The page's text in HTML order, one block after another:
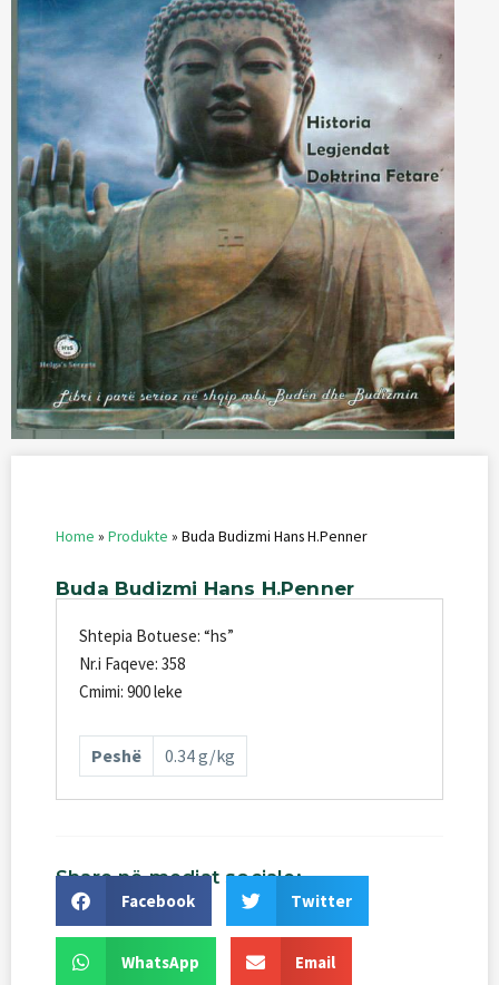
Home » Produkte » Buda Budizmi Hans H.Penner
Buda Budizmi Hans H.Penner
Shtepia Botuese: “hs”
Nr.i Faqeve: 358
Cmimi: 900 leke
Peshë 0.34 g/kg
Share në mediat sociale:
Facebook Twitter
WhatsApp Email